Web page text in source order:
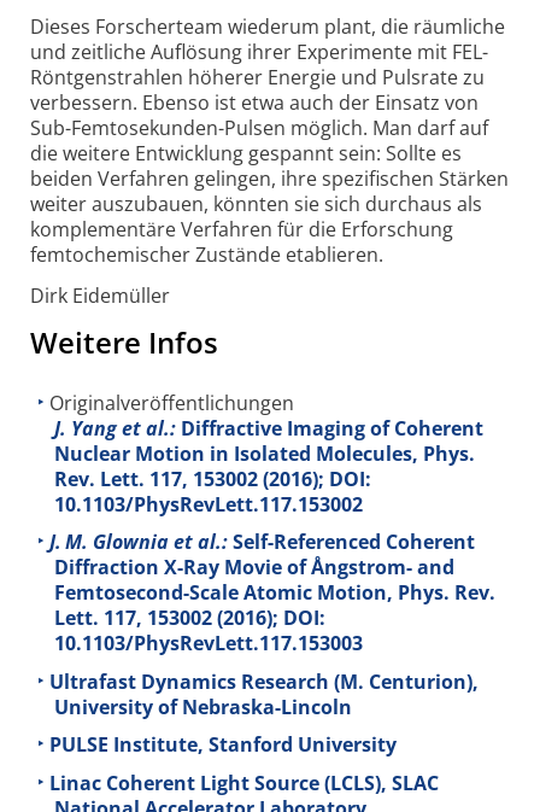
Dieses Forscher­team wiederum plant, die räumliche
und zeitliche Auflösung ihrer Experimente mit FEL-
Röntgen­strahlen höherer Energie und Pulsrate zu
verbessern. Ebenso ist etwa auch der Einsatz von
Sub-Femto­sekunden-Pulsen möglich. Man darf auf
die weitere Entwicklung gespannt sein: Sollte es
beiden Verfahren gelingen, ihre spezi­fischen Stärken
weiter auszubauen, könnten sie sich durchaus als
komplemen­täre Verfahren für die Erforschung
femto­chemischer Zustände etablieren.
Dirk Eidemüller
Weitere Infos
Originalveröffentlichungen
J. Yang et al.: Diffractive Imaging of Coherent
Nuclear Motion in Isolated Molecules, Phys.
Rev. Lett. 117, 153002 (2016); DOI:
10.1103/PhysRevLett.117.153002
J. M. Glownia et al.:Self-Referenced Coherent
Diffraction X-Ray Movie of Ångstrom- and
Femtosecond-Scale Atomic Motion, Phys. Rev.
Lett. 117, 153002 (2016); DOI:
10.1103/PhysRevLett.117.153003
Ultrafast Dynamics Research (M. Centurion),
University of Nebraska-Lincoln
PULSE Institute, Stanford University
Linac Coherent Light Source (LCLS), SLAC